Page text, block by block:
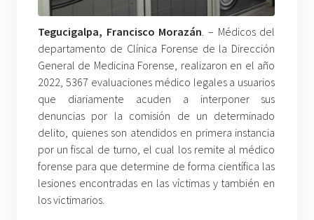
Tegucigalpa, Francisco Morazán . – Médicos del
departamento de Clínica Forense de la Dirección
General de Medicina Forense, realizaron en el año
2022, 5367 evaluaciones médico legales a usuarios
que diariamente acuden a interponer sus
denuncias por la comisión de un determinado
delito, quienes son atendidos en primera instancia
por un fiscal de turno, el cual los remite al médico
forense para que determine de forma científica las
lesiones encontradas en las víctimas y también en
los victimarios.